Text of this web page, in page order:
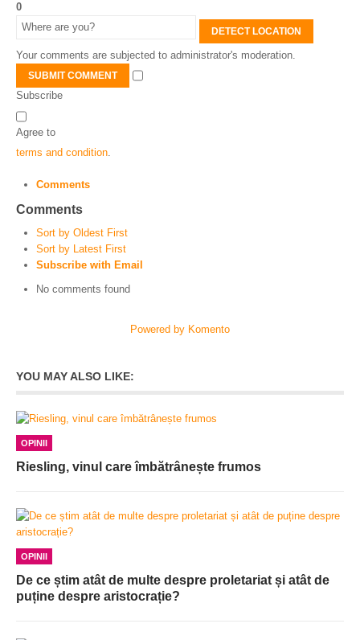
0
DETECT LOCATION
Your comments are subjected to administrator's moderation.
SUBMIT COMMENT
Subscribe
Agree to
terms and condition
Comments
Comments
Sort by Oldest First
Sort by Latest First
Subscribe with Email
No comments found
Powered by Komento
YOU MAY ALSO LIKE:
OPINII
Riesling, vinul care îmbătrânește frumos
OPINII
De ce știm atât de multe despre proletariat și atât de
puține despre aristocrație?